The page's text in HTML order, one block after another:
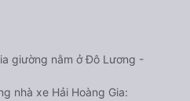
giường nằm ở Đô Lương -
nhà xe Hải Hoàng Gia: